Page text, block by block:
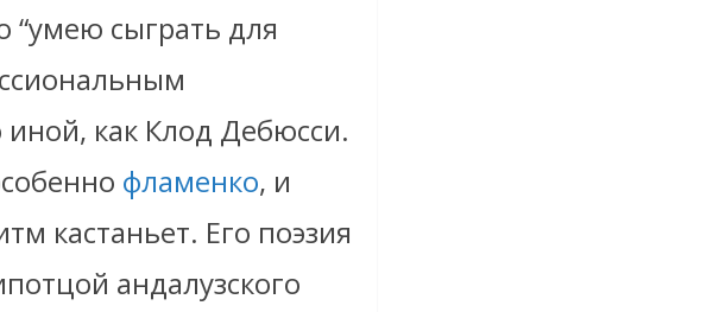
сыграть для
как Клод Дебюсси.
фламенко, и
кастаньет. Его поэзия
андалузского